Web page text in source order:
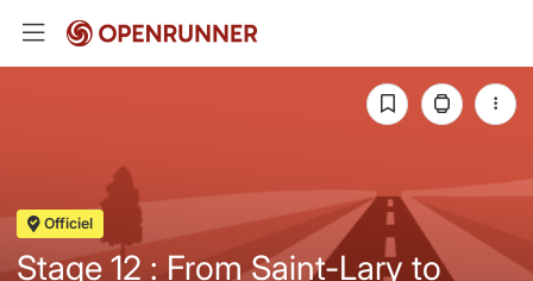
Officiel
Stage 12 : From Saint-Lary to